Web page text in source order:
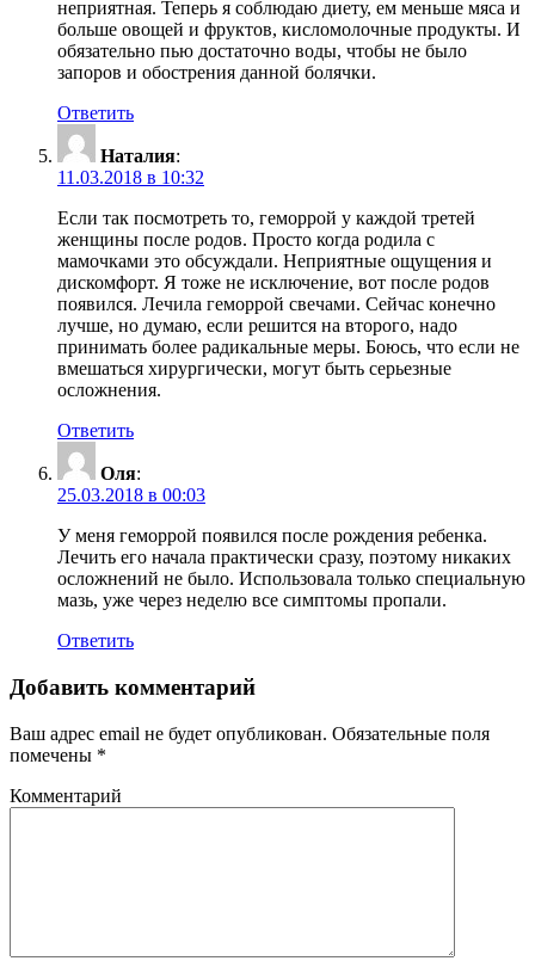
неприятная. Теперь я соблюдаю диету, ем меньше мяса и
больше овощей и фруктов, кисломолочные продукты. И
обязательно пью достаточно воды, чтобы не было
запоров и обострения данной болячки.
Ответить
Наталия:
11.03.2018 в 10:32
Если так посмотреть то, геморрой у каждой третей
женщины после родов. Просто когда родила с
мамочками это обсуждали. Неприятные ощущения и
дискомфорт. Я тоже не исключение, вот после родов
появился. Лечила геморрой свечами. Сейчас конечно
лучше, но думаю, если решится на второго, надо
принимать более радикальные меры. Боюсь, что если не
вмешаться хирургически, могут быть серьезные
осложнения.
Ответить
Оля:
25.03.2018 в 00:03
У меня геморрой появился после рождения ребенка.
Лечить его начала практически сразу, поэтому никаких
осложнений не было. Использовала только специальную
мазь, уже через неделю все симптомы пропали.
Ответить
Добавить комментарий
Ваш адрес email не будет опубликован. Обязательные поля
помечены *
Комментарий